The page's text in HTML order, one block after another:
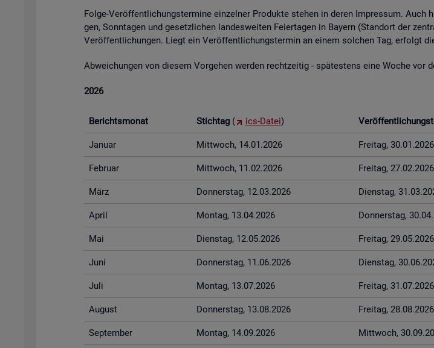
Folge-Ver­öf­fent­li­chungs­ter­mi­ne ein­zel­ner Pro­duk­te ste­hen in deren Im­pres­sum.
gen, Sonn­ta­gen und ge­setz­li­chen lan­des­wei­ten Fei­er­ta­gen in Bay­ern (Stand­ort der
Ver­öf­fent­li­chun­gen. Liegt ein Ver­öf­fent­li­chungs­ter­min an einem sol­chen Tag, er­folgt
Ab­wei­chun­gen von die­sem Vor­ge­hen wer­den recht­zei­tig - spä­tes­tens eine Woche
2026
Be­richts­mo­nat Stich­tag ( ics-Datei)
Ja­nu­ar Mitt­woch, 14.01.2026 Frei­tag, 30.01.2026
Fe­bru­ar Mitt­woch, 11.02.2026 Frei­tag, 27.02.2026
März Don­ners­tag, 12.03.2026 Diens­tag,
April Mon­tag, 13.04.2026 Don­ners­tag,
Mai Diens­tag, 12.05.2026 Frei­tag, 29.05.2026
Juni Don­ners­tag, 11.06.2026 Diens­tag,
Juli Mon­tag, 13.07.2026 Frei­tag, 31.07.2026
Au­gust Don­ners­tag, 13.08.2026 Frei­tag, 28.08.2026
Sep­tem­ber Mon­tag, 14.09.2026 Mitt­woch,